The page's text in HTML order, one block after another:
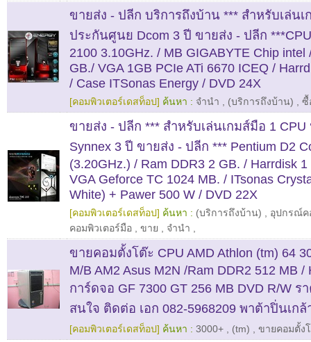
ขายส่ง - ปลีก บริการถึงบ้าน *** สำหรับเล่นเ
ประกันศูนย Dcom 3 ปี ขายส่ง - ปลีก
2100 3.10GHz. / MB GIGABYTE Chip intel
GB./ VGA 1GB PCIe ATi 6670 ICEQ /
/ Case ITSonas Energy / DVD 24X
[คอมพิวเตอร์เดสท็อป] ค้นหา : จำนำ (บริการถึงบ้าน) ซื้
ขายส่ง - ปลีก *** สำหรับเล่นเกมส์มือ 1
Synnex 3 ปี ขายส่ง - ปลีก *** Pentium D2
(3.20GHz.) / Ram DDR3 2 GB. / Harrdisk 1
VGA Geforce TC 1024 MB. / ITsonas
White) + Pawer 500 W / DVD 22X
[คอมพิวเตอร์เดสท็อป] ค้นหา : (บริการถึงบ้าน)
อุปกรณ์ค
คอมพิวเตอร์มือ
ขาย จำนำ
ขายคอมตั้งโต๊ะ CPU AMD Athlon (tm) 64
M/B AM2 Asus M2N /Ram DDR2 512 MB /
การ์ดจอ GF 7300 GT 256 MB DVD R/W ร
สนใจ ติดต่อ เอก 082-5968209 พาต้าปิ่นเกล้
[คอมพิวเตอร์เดสท็อป] ค้นหา : 3000+ (tm) ขายคอมตั้ง